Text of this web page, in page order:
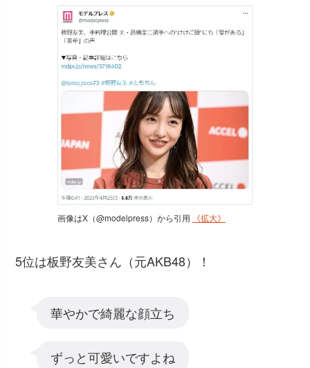
画像はX（@modelpress）から引用 《拡大》
5位は板野友美さん（元AKB48）！
華やかで綺麗な顔立ち
ずっと可愛いですよね